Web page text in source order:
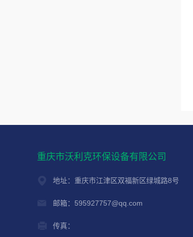
重庆市沃利克环保设备有限公司
地址：重庆市江津区双福新区绿城路8号
邮箱：595927757@qq.com
传真：